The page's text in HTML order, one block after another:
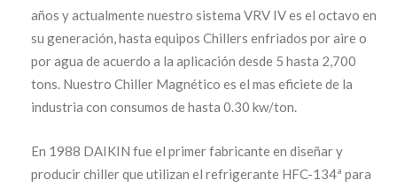
años y actualmente nuestro sistema VRV IV es el octavo en
su generación, hasta equipos Chillers enfriados por aire o
por agua de acuerdo a la aplicación desde 5 hasta 2,700
tons. Nuestro Chiller Magnético es el mas eficiete de la
industria con consumos de hasta 0.30 kw/ton.
En 1988 DAIKIN fue el primer fabricante en diseñar y
producir chiller que utilizan el refrigerante HFC-134ª para